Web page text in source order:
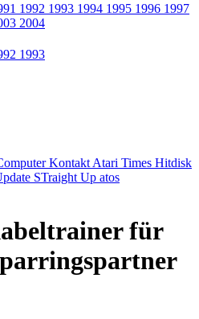
1992 1993 1994 1995 1996 1997
2004
1993
Kontakt Atari Times Hitdisk
STraight Up atos
für